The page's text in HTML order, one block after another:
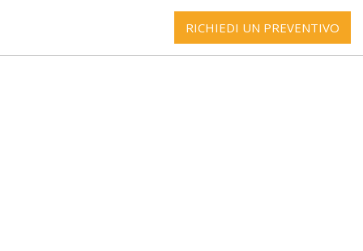
RICHIEDI UN PREVENTIVO